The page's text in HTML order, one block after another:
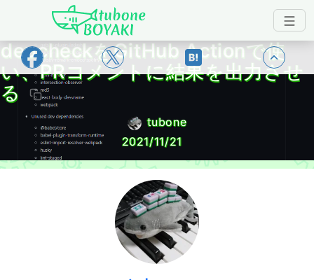
Japanese IT Developer's Blog tubone
depcheckをGitHub Actionで使
い、PRコメントに結果を出力させ
る
tubone
2021/11/21
トップ